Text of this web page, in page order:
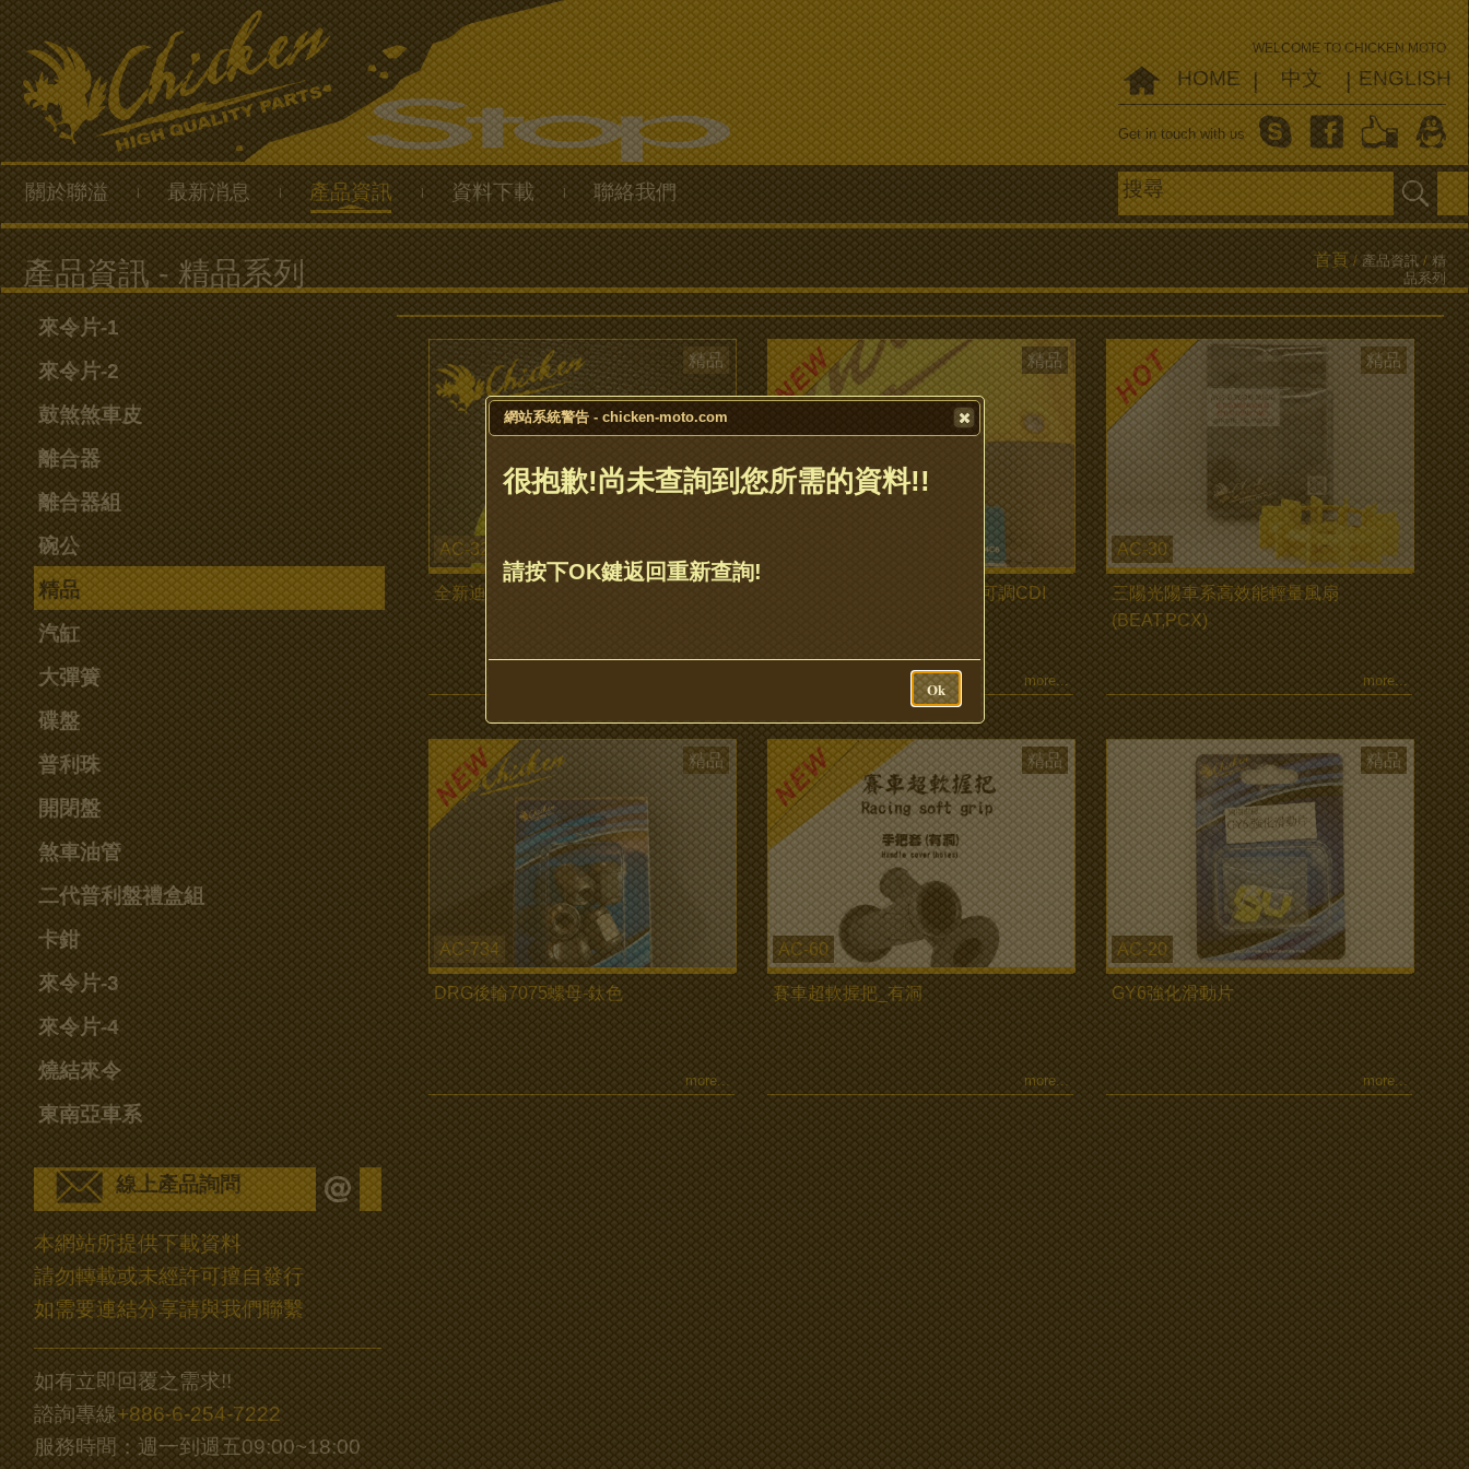
WELCOME TO CHICKEN MOTO
HOME | 中文 | ENGLISH
Get in touch with us
關於聯溢 | 最新消息 | 產品資訊 | 資料下載 | 聯絡我們
首頁 / 產品資訊 / 精
品系列
來令片-1
來令片-2
鼓煞煞車皮
離合器
離合器組
碗公
精品
汽缸
大彈簧
碟盤
普利珠
開閉盤
煞車油管
二代普利盤禮盒組
卡鉗
來令片-3
來令片-4
燒結來令
東南亞車系
線上產品詢問
本網站所提供下載資料
請勿轉載或未經許可擅自發行
如需要連結分享請與我們聯繫
如有立即回覆之需求!!
諮詢專線+886-6-254-7222
服務時間：週一到週五09:00~18:00
AC-32
精品
全新迪爵高效能輕量化風扇
精品
YAMAHA 4C6-新勁戰 三段可調CDI
more...
AC-30
精品
三陽光陽車系高效能輕量風扇
(BEAT,PCX)
more...
AC-734
精品
DRG後輪7075螺母-鈦色
more...
AC-60
精品
賽車超軟握把_有洞
more...
AC-20
精品
GY6強化滑動片
more...
網站系統警告 - chicken-moto.com
很抱歉!尚未查詢到您所需的資料!!
請按下OK鍵返回重新查詢!
Ok